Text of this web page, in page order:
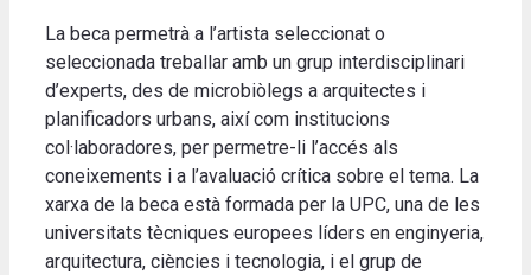
La beca permetrà a l’artista seleccionat o
seleccionada treballar amb un grup interdisciplinari
d’experts, des de microbiòlegs a arquitectes i
planificadors urbans, així com institucions
col·laboradores, per permetre-li l’accés als
coneixements i a l’avaluació crítica sobre el tema. La
xarxa de la beca està formada per la UPC, una de les
universitats tècniques europees líders en enginyeria,
arquitectura, ciències i tecnologia, i el grup de